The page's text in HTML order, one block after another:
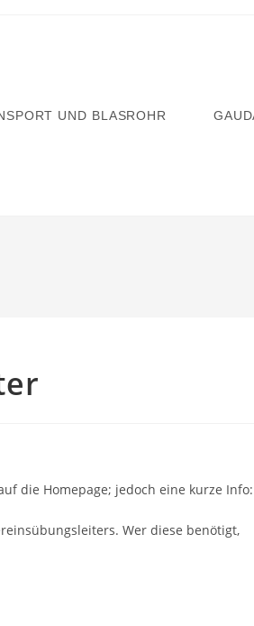
UND BLASROHR
die Homepage; jedoch eine kurze Info:
Wer diese benötigt,